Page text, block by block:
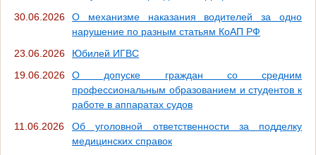
30.06.2026
О механизме наказания водителей за одно
нарушение по разным статьям КоАП РФ
23.06.2026
Юбилей ИГВС
19.06.2026
О допуске граждан со средним
профессиональным образованием и студентов к
работе в аппаратах судов
11.06.2026
Об уголовной ответственности за подделку
медицинских справок